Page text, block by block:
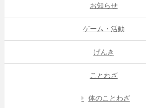
お知らせ
ゲーム・活動
げんき
ことわざ
体のことわざ